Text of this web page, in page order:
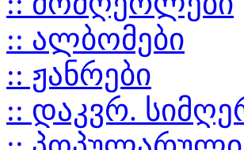
:: ალბომები
:: ჟანრები
:: დაკვრ.